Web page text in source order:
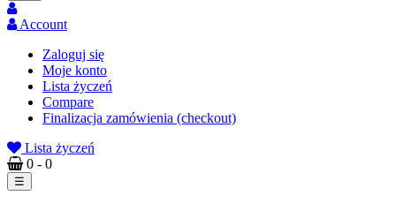
Account
Zaloguj się
Moje konto
Lista życzeń
Compare
Finalizacja zamówienia (checkout)
Lista życzeń
0 - 0
Toggle
navigation
☰